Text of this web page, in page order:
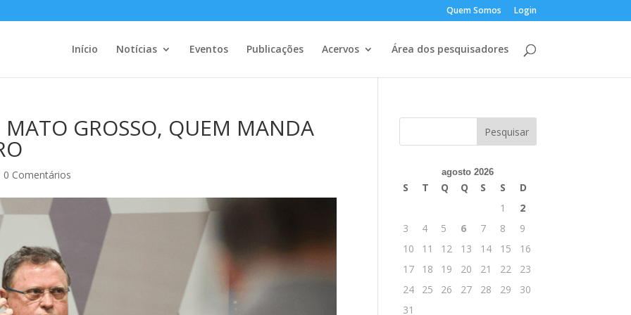
Quem Somos Login
Início Notícias Eventos Publicações Acervos Área dos pesquisadores
GROSSO, QUEM MANDA
0 Comentários agosto 2026
S T Q Q S S
D
1
2
3
4 5 6 7 8
9
10
11 12 13 14 15
16
17
18 19 20 21 22
23
24
25 26 27 28 29
30
31